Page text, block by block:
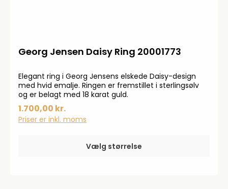
Georg Jensen Daisy Ring 20001773
Elegant ring i Georg Jensens elskede Daisy-design
med hvid emalje. Ringen er fremstillet i sterlingsølv
og er belagt med 18 karat guld.
1.700,00 kr.
Priser er inkl. moms
Vælg størrelse